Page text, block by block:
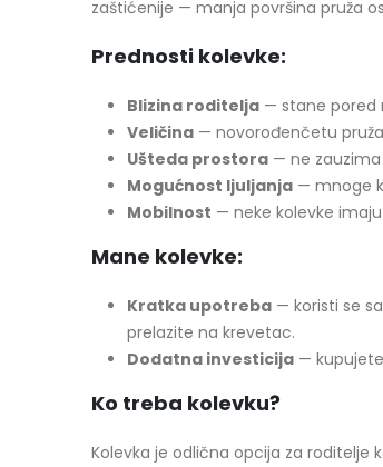
zaštićenije — manja površina pruža
Prednosti kolevke:
Blizina roditelja — stane pored
Veličina — novorođenčetu
Ušteda prostora — ne
Mogućnost ljuljanja — mnoge
Mobilnost — neke kolevke
Mane kolevke:
Kratka upotreba — koristi se
prelazite na krevetac.
Dodatna investicija —
Ko treba kolevku?
Kolevka je odlična opcija za roditelje